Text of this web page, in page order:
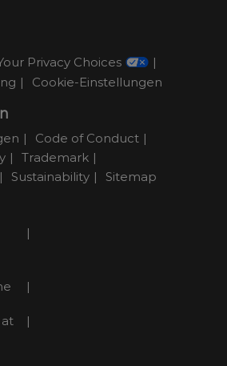
Privacy Choices
Cookie-Einstellungen
Code of Conduct
Trademark
Sustainability Sitemap
at